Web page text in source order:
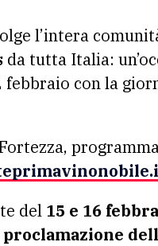
l’intera
da tutta Italia:
con la
del 15 e 16
proclamazione